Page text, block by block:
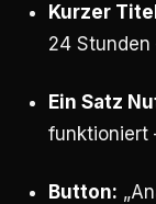
Kurzer
24 Stunden
Ein Satz
funktioniert
Button: